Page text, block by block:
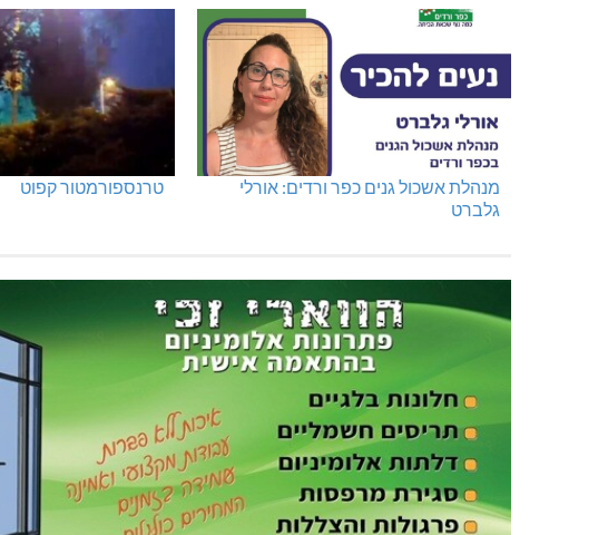
מנהלת אשכול גנים כפר ורדים: אורלי
גלברט
טרנספורמטור קפוט